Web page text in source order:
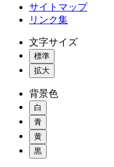
サイトマップ
リンク集
文字サイズ
標準
拡大
背景色
白
青
黄
黒